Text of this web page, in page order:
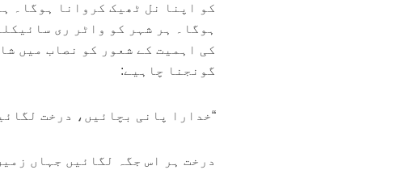
کو اپنا نل ٹھیک کروانا ہوگا۔
ہوگا۔ ہر شہر کو واٹر ری
کی اہمیت کے شعور کو نصاب میں
گونجنا چاہیے:
“خدارا پانی بچائیں، درخت
درخت ہر اس جگہ لگائیں جہاں